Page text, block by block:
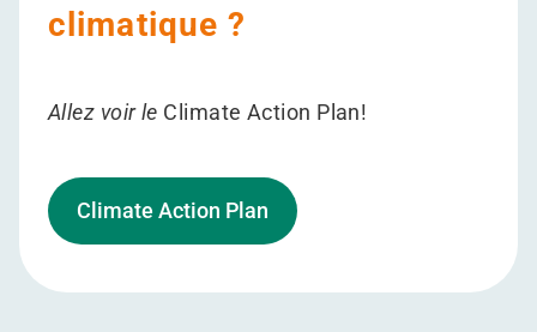
climatique ?
Allez voir le Climate Action Plan!
Climate Action Plan